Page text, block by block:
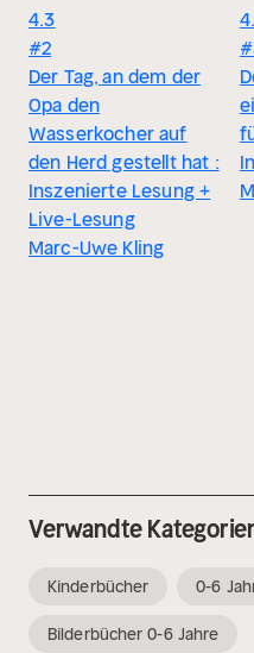
4.3
#2
Der Tag, an dem der
Opa den
Wasserkocher auf
den Herd gestellt hat :
Inszenierte Lesung +
Live-Lesung
Marc-Uwe Kling
Verwandte
Kinderbücher 0-6
Bilderbücher 0-6 Jahre